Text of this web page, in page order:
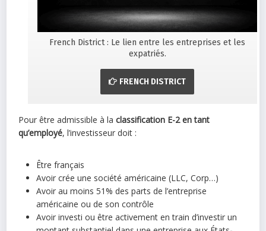
French District : Le lien entre les entreprises et les
expatriés.
FRENCH DISTRICT
Pour être admissible à laclassification E-2 en tant
qu’employé, l’investisseur doit :
Être français
Avoir crée une société américaine (LLC, Corp…)
Avoir au moins 51% des parts de l’entreprise
américaine ou de son contrôle
Avoir investi ou être activement en train d’investir un